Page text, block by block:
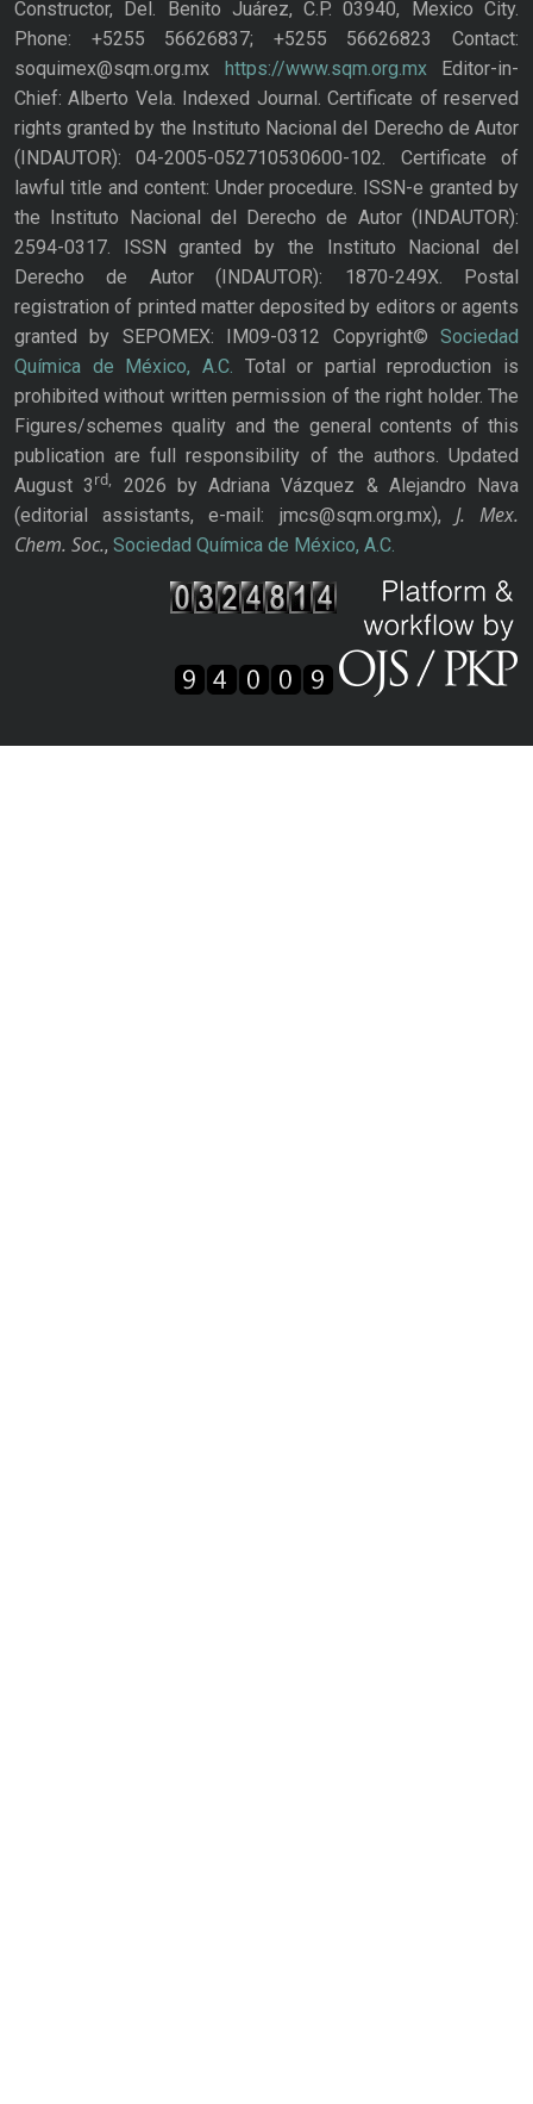
Constructor, Del. Benito Juárez, C.P. 03940, Mexico City.
Phone: +5255 56626837; +5255 56626823 Contact:
soquimex@sqm.org.mx https://www.sqm.org.mxEditor-in-
Chief: Alberto Vela. Indexed Journal. Certificate of reserved
rights granted by the Instituto Nacional del Derecho de Autor
(INDAUTOR): 04-2005-052710530600-102. Certificate of
lawful title and content: Under procedure. ISSN-e granted by
the Instituto Nacional del Derecho de Autor (INDAUTOR):
2594-0317. ISSN granted by the Instituto Nacional del
Derecho de Autor (INDAUTOR): 1870-249X. Postal
registration of printed matter deposited by editors or agents
granted by SEPOMEX: IM09-0312 Copyright© Sociedad
Química de México, A.C. Total or partial reproduction is
prohibited without written permission of the right holder. The
Figures/schemes quality and the general contents of this
publication are full responsibility of the authors. Updated
August 3rd,
2026 by Adriana Vázquez & Alejandro Nava
(editorial assistants, e-mail: jmcs@sqm.org.mx), J. Mex.
Chem. Soc., Sociedad Química de México, A.C.